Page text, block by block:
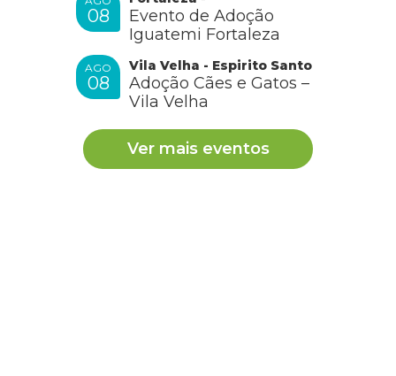
08
Evento de Adoção
Iguatemi Fortaleza
AGO
08
Vila Velha - Espirito Santo
Adoção Cães e Gatos –
Vila Velha
Ver mais eventos